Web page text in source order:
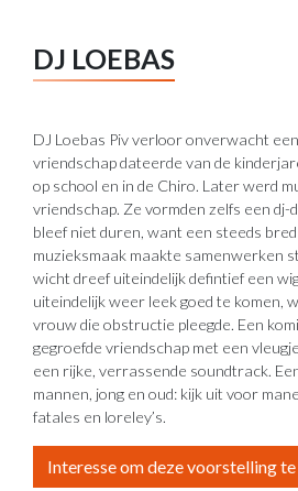
DJ LOEBAS
DJ Loebas Piv verloor onverwacht
vriendschap dateerde van de
op school en in de Chiro. Later werd
vriendschap. Ze vormden zelfs een
bleef niet duren, want een steeds
muzieksmaak maakte samenwerken
wicht dreef uiteindelijk defintief een
uiteindelijk weer leek goed te komen,
vrouw die obstructie pleegde. Een
gegroefde vriendschap met een
een rijke, verrassende soundtrack.
mannen, jong en oud: kijk uit voor
fatales en loreley’s.
Interesse om deze voorstelling